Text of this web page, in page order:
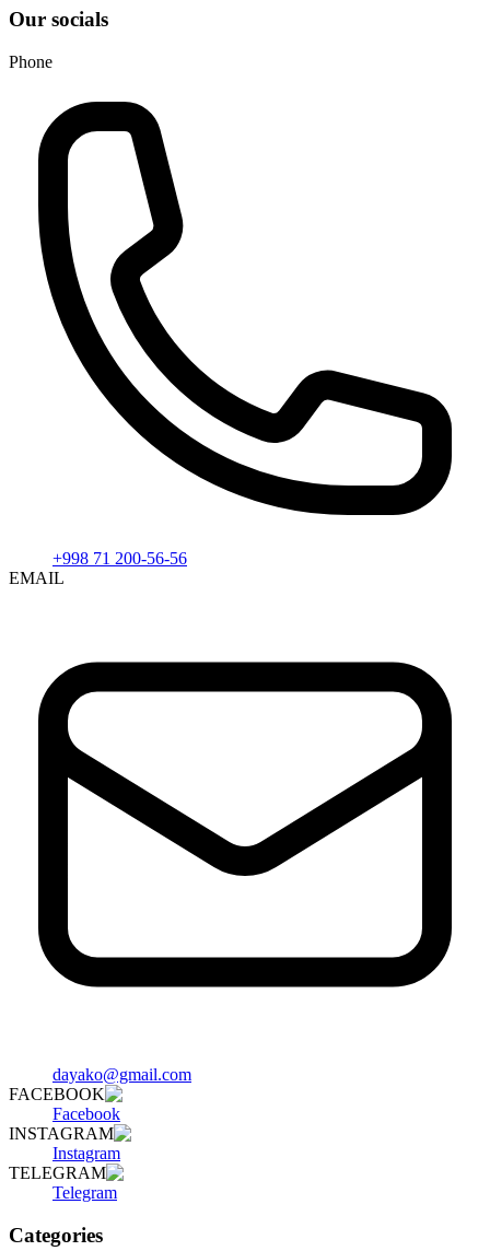
Our socials
Phone
+998 71 200-56-56
EMAIL
dayako@gmail.com
FACEBOOK
Facebook
INSTAGRAM
Instagram
TELEGRAM
Telegram
Categories